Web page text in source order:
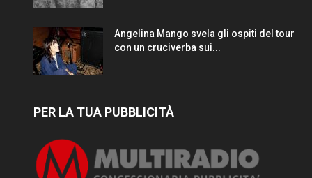
Angelina Mango svela gli ospiti del tour
con un cruciverba sui...
PER LA TUA PUBBLICITÀ